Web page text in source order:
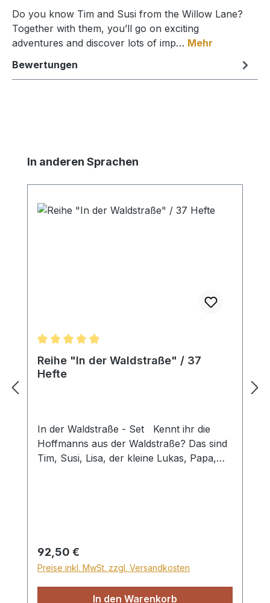
Do you know Tim and Susi from the Willow Lane?
Together with them, you’ll go on exciting
adventures and discover lots of imp… Mehr
Bewertungen
Produktgalerie überspringen
In anderen Sprachen
Durchschnittliche Bewertung von 5 von 5 Sternen
Reihe "In der Waldstraße" / 37
Hefte
In der Waldstraße - Set Kennt ihr die
Hoffmanns aus der Waldstraße? Das sind
Tim, Susi, Lisa, der kleine Lukas, Papa,
zu vertrauen. Mit vielen farbigen Bildern,
für Kinder von 3 bis 8 Jahren. Hefte,
Format 16 x 16 cm, je 36 bis 40 Seiten
Regulärer Preis:
92,50 €
Preise inkl. MwSt. zzgl. Versandkosten
In den Warenkorb